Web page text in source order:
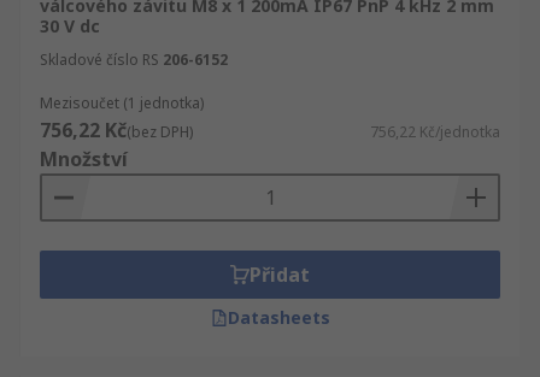
válcového závitu M8 x 1 200mA IP67 PnP 4 kHz 2 mm
30 V dc
Skladové číslo RS 206-6152
Mezisoučet (1 jednotka)
756,22 Kč(bez DPH) 756,22 Kč/jednotka
Množství
Přidat
Datasheets